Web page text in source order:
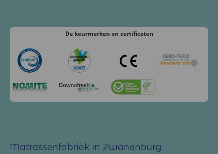
De keurmerken en certificaten
Matrassenfabriek in Zwanenburg